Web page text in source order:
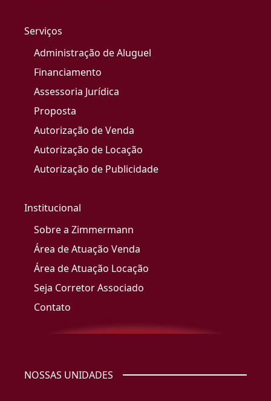
Serviços
Administração de Aluguel
Financiamento
Assessoria Jurídica
Proposta
Autorização de Venda
Autorização de Locação
Autorização de Publicidade
Institucional
Sobre a Zimmermann
Área de Atuação Venda
Área de Atuação Locação
Seja Corretor Associado
Contato
NOSSAS UNIDADES